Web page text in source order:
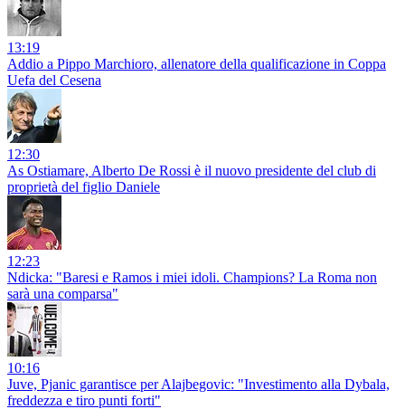
13:19
Addio a Pippo Marchioro, allenatore della qualificazione in Coppa
Uefa del Cesena
12:30
As Ostiamare, Alberto De Rossi è il nuovo presidente del club di
proprietà del figlio Daniele
12:23
Ndicka: "Baresi e Ramos i miei idoli. Champions? La Roma non
sarà una comparsa"
10:16
Juve, Pjanic garantisce per Alajbegovic: "Investimento alla Dybala,
freddezza e tiro punti forti"